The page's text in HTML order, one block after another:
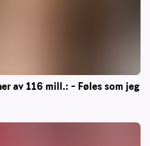
av 116 mill.: – Føles som jeg